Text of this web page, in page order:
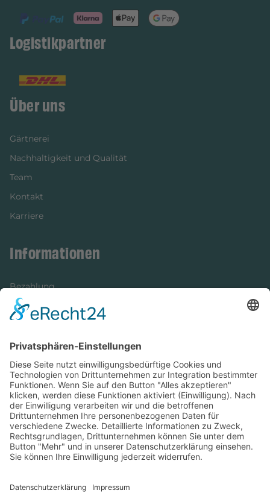
Logistikpartner
Über uns
Gärtnerei
Nachhaltigkeit und Qualität
Team
Kontakt
Karriere
Informationen
Bezahlung
Newsletter
Versandinformationen
Verfügbarkeit/Verträglichkeit
Rechtliches
Widerrufsrecht und Widerrufsformular
Impressum
Datenschutzerklärung
Cookie-Einstellungen